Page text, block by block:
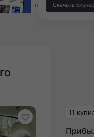
получить бизнес-
11
Скачать